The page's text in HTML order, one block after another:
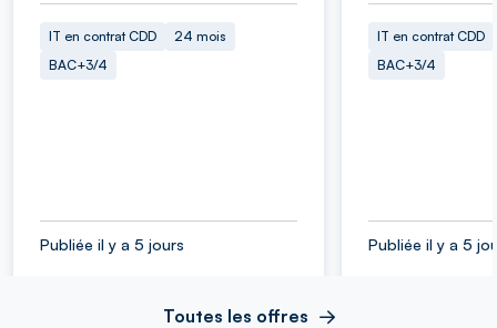
IT en contrat CDD
24 mois
BAC+3/4
Publiée il y a 5 jours
IT en contrat CDD
BAC+3/4
Publiée il y a 5
Toutes les offres